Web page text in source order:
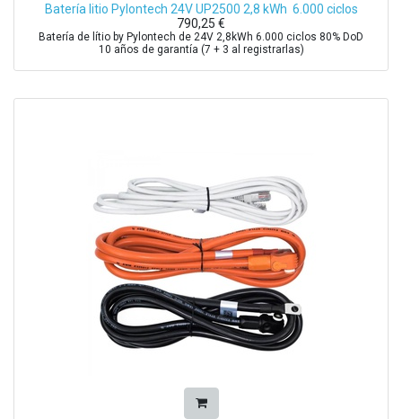
Batería litio Pylontech 24V UP2500 2,8 kWh 6.000 ciclos
790,25 €
Batería de lítio by Pylontech de 24V 2,8kWh 6.000 ciclos 80% DoD
10 años de garantía (7 + 3 al registrarlas)